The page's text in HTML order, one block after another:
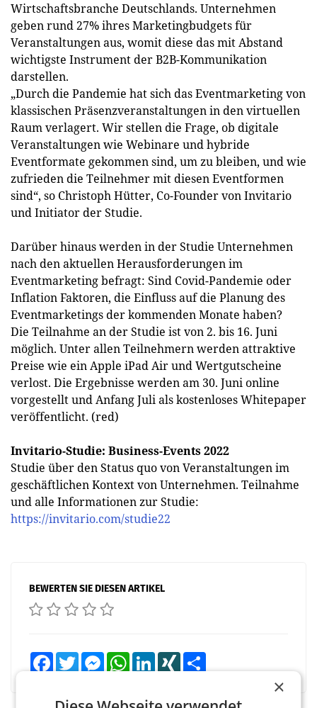
Wirtschaftsbranche Deutschlands. Unternehmen
geben rund 27% ihres Marketingbudgets für
Veranstaltungen aus, womit diese das mit Abstand
wichtigste Instrument der B2B-Kommunikation
darstellen.
„Durch die Pandemie hat sich das Eventmarketing von
klassischen Präsenzveranstaltungen in den virtuellen
Raum verlagert. Wir stellen die Frage, ob digitale
Veranstaltungen wie Webinare und hybride
Eventformate gekommen sind, um zu bleiben, und wie
zufrieden die Teilnehmer mit diesen Eventformen
sind“, so Christoph Hütter, Co-Founder von Invitario
und Initiator der Studie.
Darüber hinaus werden in der Studie Unternehmen
nach den aktuellen Herausforderungen im
Eventmarketing befragt: Sind Covid-Pandemie oder
Inflation Faktoren, die Einfluss auf die Planung des
Eventmarketings der kommenden Monate haben?
Die Teilnahme an der Studie ist von 2. bis 16. Juni
möglich. Unter allen Teilnehmern werden attraktive
Preise wie ein Apple iPad Air und Wertgutscheine
verlost. Die Ergebnisse werden am 30. Juni online
vorgestellt und Anfang Juli als kostenloses Whitepaper
veröffentlicht. (red)
Invitario-Studie: Business-Events 2022
Studie über den Status quo von Veranstaltungen im
geschäftlichen Kontext von Unternehmen. Teilnahme
und alle Informationen zur Studie:
https://invitario.com/studie22
BEWERTEN SIE DIESEN ARTIKEL
FacebookTwitter MessengerWhatsAppLinkedInXING
×